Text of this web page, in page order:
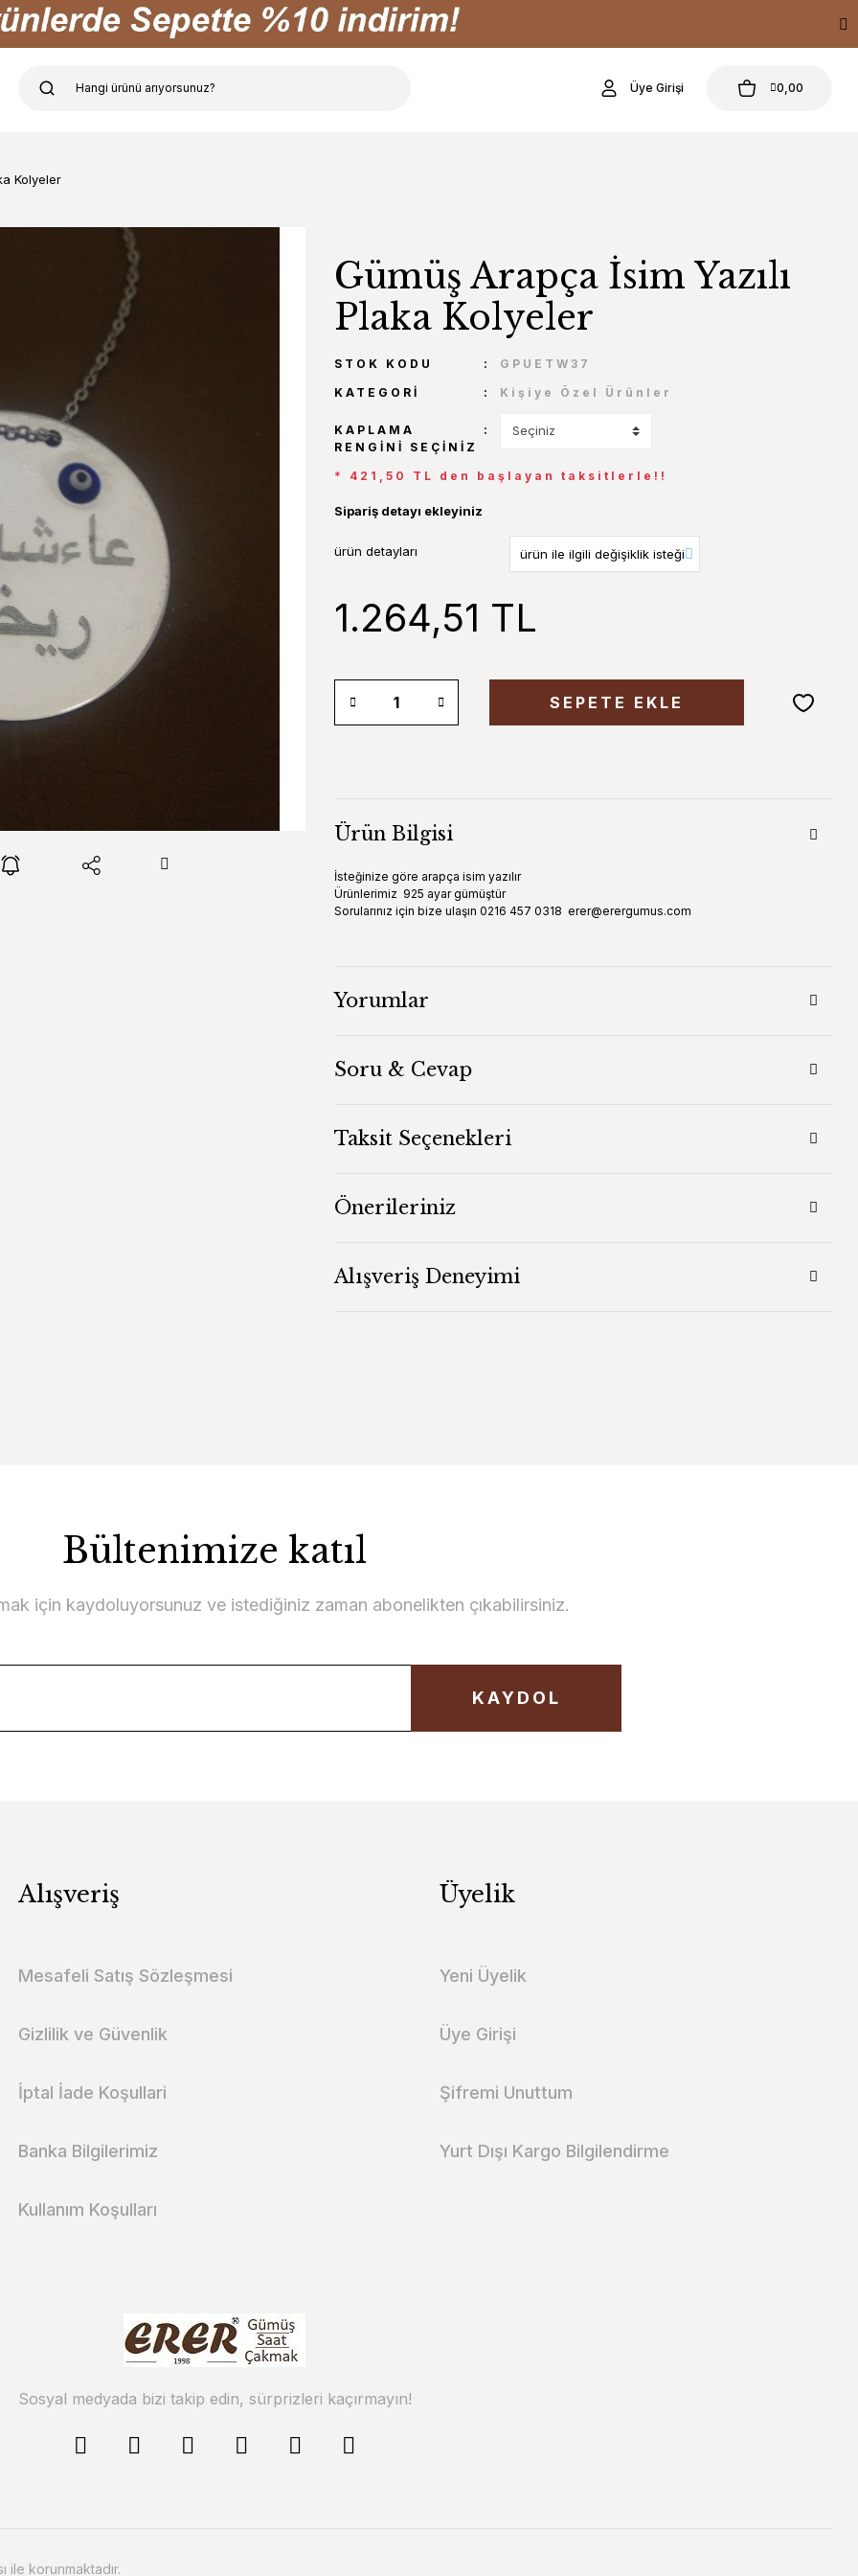
Üye Girişi 0,00
Kolyeler
Gümüş Arapça İsim Yazılı
Plaka Kolyeler
STOK KODU
GPUETW37
KATEGORI
Kişiye Özel Ürünler
KAPLAMA
RENGINI SEÇINIZ
* 421,50 TL den başlayan taksitlerle!!
Sipariş detayı ekleyiniz
ürün detayları
1.264,51 TL
SEPETE EKLE
Ürün Bilgisi
İsteğinize göre arapça isim yazılır
Ürünlerimiz 925 ayar gümüştür
Sorularınız için bize ulaşın 0216 457 0318 erer@erergumus.com
Yorumlar
Soru & Cevap
Taksit Seçenekleri
Önerileriniz
Alışveriş Deneyimi
Bültenimize katıl
için kaydoluyorsunuz ve istediğiniz zaman abonelikten çıkabilirsiniz.
KAYDOL
Alışveriş
Mesafeli Satış Sözleşmesi
Gizlilik ve Güvenlik
İptal İade Koşullari
Banka Bilgilerimiz
Kullanım Koşulları
Üyelik
Yeni Üyelik
Üye Girişi
Şifremi Unuttum
Yurt Dışı Kargo Bilgilendirme
Sosyal medyada bizi takip edin, sürprizleri kaçırmayın!
ile korunmaktadır.